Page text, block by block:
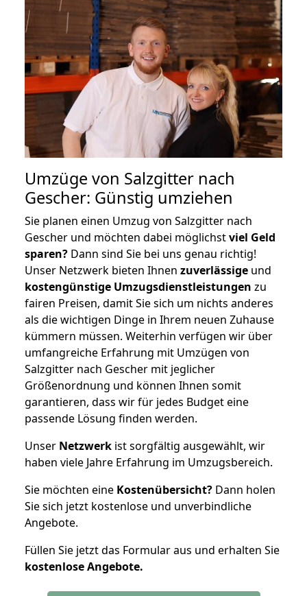
Umzüge von Salzgitter nach
Gescher: Günstig umziehen
Sie planen einen Umzug von Salzgitter nach
Gescher und möchten dabei möglichstviel Geld
sparen? Dann sind Sie bei uns genau richtig!
Unser Netzwerk bieten Ihnen zuverlässige und
kostengünstige Umzugsdienstleistungen zu
fairen Preisen, damit Sie sich um nichts anderes
als die wichtigen Dinge in Ihrem neuen Zuhause
kümmern müssen. Weiterhin verfügen wir über
umfangreiche Erfahrung mit Umzügen von
Salzgitter nach Gescher mit jeglicher
Größenordnung und können Ihnen somit
garantieren, dass wir für jedes Budget eine
passende Lösung finden werden.
Unser Netzwerk ist sorgfältig ausgewählt, wir
haben viele Jahre Erfahrung im Umzugsbereich.
Sie möchten eine Kostenübersicht? Dann holen
Sie sich jetzt kostenlose und unverbindliche
Angebote.
Füllen Sie jetzt das Formular aus und erhalten Sie
kostenloseAngebote.